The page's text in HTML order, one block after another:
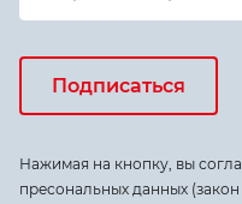
Подписаться
Нажимая на кнопку, вы
пресональных данных